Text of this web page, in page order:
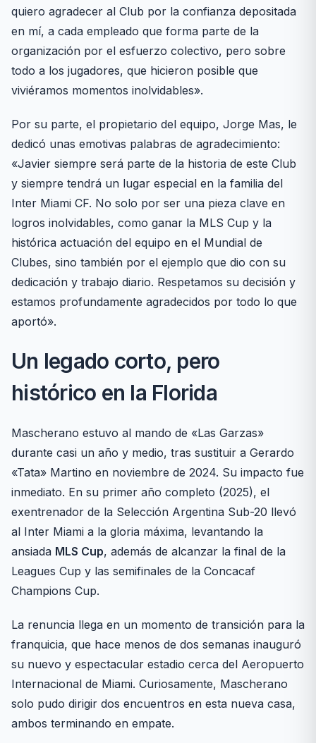
quiero agradecer al Club por la confianza depositada
en mí, a cada empleado que forma parte de la
organización por el esfuerzo colectivo, pero sobre
todo a los jugadores, que hicieron posible que
viviéramos momentos inolvidables».
Por su parte, el propietario del equipo, Jorge Mas, le
dedicó unas emotivas palabras de agradecimiento:
«Javier siempre será parte de la historia de este Club
y siempre tendrá un lugar especial en la familia del
Inter Miami CF. No solo por ser una pieza clave en
logros inolvidables, como ganar la MLS Cup y la
histórica actuación del equipo en el Mundial de
Clubes, sino también por el ejemplo que dio con su
dedicación y trabajo diario. Respetamos su decisión y
estamos profundamente agradecidos por todo lo que
aportó».
Un legado corto, pero
histórico en la Florida
Mascherano estuvo al mando de «Las Garzas»
durante casi un año y medio, tras sustituir a Gerardo
«Tata» Martino en noviembre de 2024. Su impacto fue
inmediato. En su primer año completo (2025), el
exentrenador de la Selección Argentina Sub-20 llevó
al Inter Miami a la gloria máxima, levantando la
ansiada MLS Cup, además de alcanzar la final de la
Leagues Cup y las semifinales de la Concacaf
Champions Cup.
La renuncia llega en un momento de transición para la
franquicia, que hace menos de dos semanas inauguró
su nuevo y espectacular estadio cerca del Aeropuerto
Internacional de Miami. Curiosamente, Mascherano
solo pudo dirigir dos encuentros en esta nueva casa,
ambos terminando en empate.